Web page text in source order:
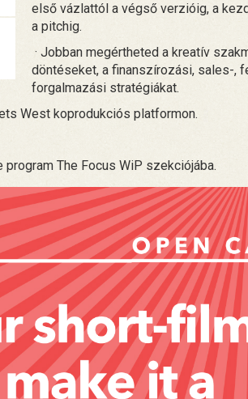
első vázlattól a végső verzióig, a
a pitchig.
· Jobban megértheted a kreatív
döntéseket, a finanszírozási, sales-,
forgalmazási stratégiákat.
West koprodukciós platformon.
program The Focus WiP szekciójába.